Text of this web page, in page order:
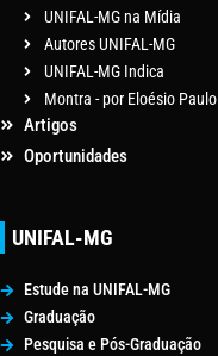
UNIFAL-MG na Mídia
Autores UNIFAL-MG
UNIFAL-MG Indica
Montra - por Eloésio Paulo
Artigos
Oportunidades
UNIFAL-MG
Estude na UNIFAL-MG
Graduação
Pesquisa e Pós-Graduação